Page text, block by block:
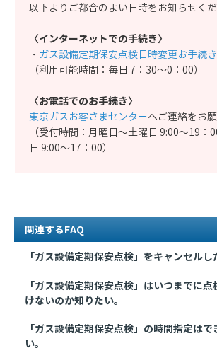
以下よりご都合のよい日時をお知らせくだ
〈インターネットでの手続き〉
・ ガス設備定期保安点検日時変更お手続き
（利用可能時間：毎日 7：30～0：00）
〈お電話でのお手続き〉
東京ガスお客さまセンターへご連絡をお
（受付時間：月曜日～土曜日 9:00～19：
日 9:00～17：00）
関連するFAQ
「ガス設備定期保安点検」をキャンセルし
「ガス設備定期保安点検」はいつまでに
けないのか知りたい。
「ガス設備定期保安点検」の時間指定は
い。